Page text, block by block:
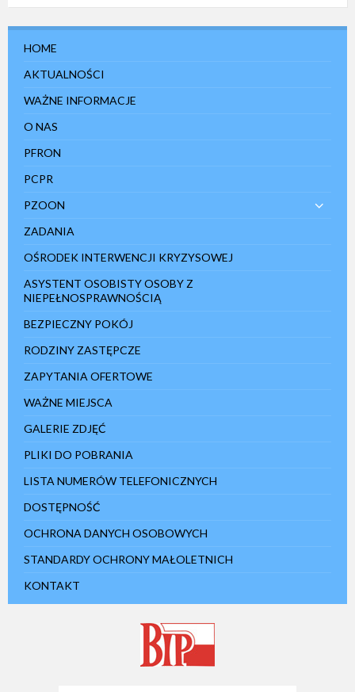
HOME
AKTUALNOŚCI
WAŻNE INFORMACJE
O NAS
PFRON
PCPR
PZOON
ZADANIA
OŚRODEK INTERWENCJI KRYZYSOWEJ
ASYSTENT OSOBISTY OSOBY Z
NIEPEŁNOSPRAWNOŚCIĄ
BEZPIECZNY POKÓJ
RODZINY ZASTĘPCZE
ZAPYTANIA OFERTOWE
WAŻNE MIEJSCA
GALERIE ZDJĘĆ
PLIKI DO POBRANIA
LISTA NUMERÓW TELEFONICZNYCH
DOSTĘPNOŚĆ
OCHRONA DANYCH OSOBOWYCH
STANDARDY OCHRONY MAŁOLETNICH
KONTAKT